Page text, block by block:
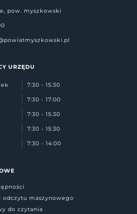
pow. myszkowski
URZĘDU
7:30 - 15:30
7:30 - 17:00
7:30 - 15:30
7:30 - 15:30
7:30 - 14:00
odczytu maszynowego
do czytania